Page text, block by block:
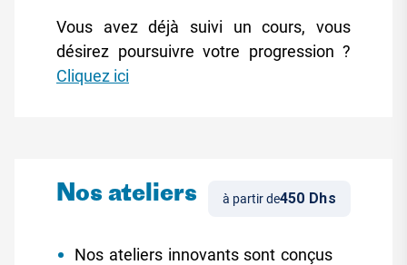
Vous avez déjà suivi un cours, vous
désirez poursuivre votre progression ?
Cliquez ici
Nos ateliers à partir de450 Dhs
Nos ateliers innovants sont conçus